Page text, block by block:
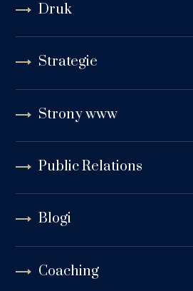
Druk
Strategie
Strony www
Public Relations
Blogi
Coaching